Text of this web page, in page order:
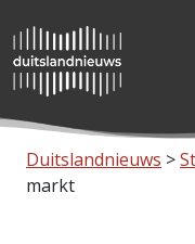
Duitslandnieuws >
markt